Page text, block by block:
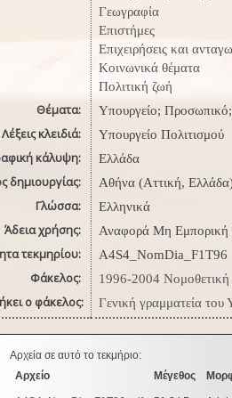
Γεωγραφία
Επιστήμες
Επιχειρήσεις και
Κοινωνικά θέματα
Πολιτική ζωή
Θέματα: Υπουργείο; Προσωπικό;
Λέξεις κλειδιά: Υπουργείο Πολιτισμού
κάλυψη: Ελλάδα
δημιουργίας: Αθήνα (Αττική,
Γλώσσα: Ελληνικά
Άδεια χρήσης: Αναφορά Μη Εμπορική
τεκμηρίου: A4S4_NomDia_F1T96
Φάκελος: 1996-2004 Νομοθετική
ο φάκελος: Γενική γραμματεία
Αρχεία σε αυτό το τεκμήριο:
Αρχείο
Μέγεθος